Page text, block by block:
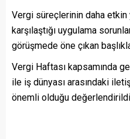
Vergi süreçlerinin daha
karşılaştığı uygulama
görüşmede öne çıkan
Vergi Haftası kapsamında
ile iş dünyası arasındaki
önemli olduğu